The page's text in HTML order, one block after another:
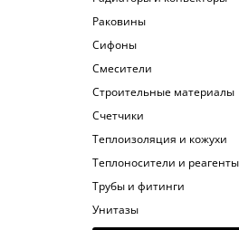
Раковины
Сифоны
Смесители
Строительные материалы
Счетчики
Теплоизоляция и кожухи
Теплоносители и реагенты
Трубы и фитинги
Унитазы